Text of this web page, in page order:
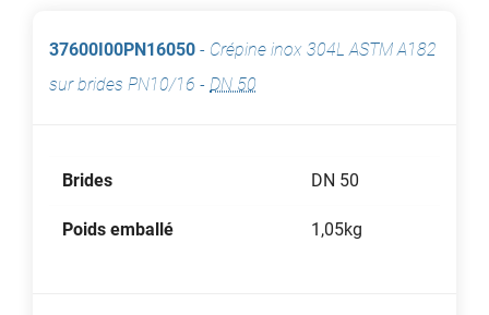
37600I00PN16050 - Crépine inox 304L ASTM A182
sur brides PN10/16 - DN 50
Brides DN 50
Poids emballé 1,05kg